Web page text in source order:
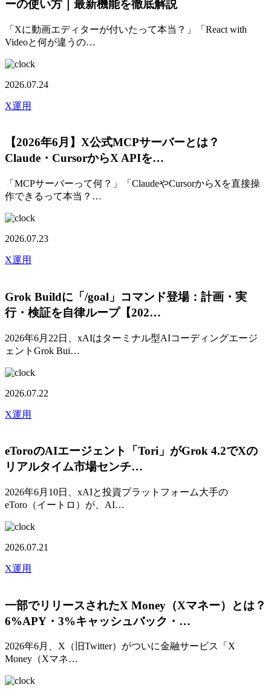
ーの使い方｜最新機能を徹底解説
「Xに動画エディターが付いたって本当？」「React with
Videoと何が違うの…
2026.07.24
X運用
【2026年6月】X公式MCPサーバーとは？
Claude・CursorからX APIを…
「MCPサーバーって何？」「ClaudeやCursorからXを直接操
作できるって本当？…
2026.07.23
X運用
Grok Buildに「/goal」コマンド登場：計画・実
行・検証を自律ループ【202…
2026年6月22日、xAIはターミナル型AIコーディングエージ
ェントGrok Bui…
2026.07.22
X運用
eToroのAIエージェント「Tori」がGrok 4.2でXの
リアルタイム市場センチ…
2026年6月10日、xAIと投資プラットフォーム大手の
eToro（イートロ）が、AI…
2026.07.21
X運用
一部でリリースされたX Money（Xマネー）とは？
6%APY・3%キャッシュバック・…
2026年6月、X（旧Twitter）がついに金融サービス「X
Money（Xマネ…